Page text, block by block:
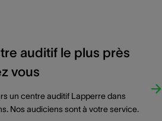
auditif le plus près
vous
un centre auditif Lapperre dans
Nos audiciens sont à votre service.